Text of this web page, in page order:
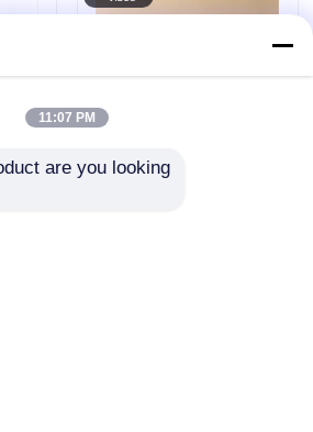
11:07 PM
are you looking